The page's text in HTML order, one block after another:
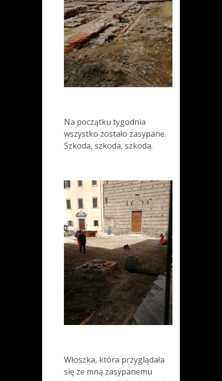
Na początku tygodnia
wszystko zostało zasypane.
Szkoda, szkoda, szkoda.
Włoszka, która przyglądała
się ze mną zasypanemu